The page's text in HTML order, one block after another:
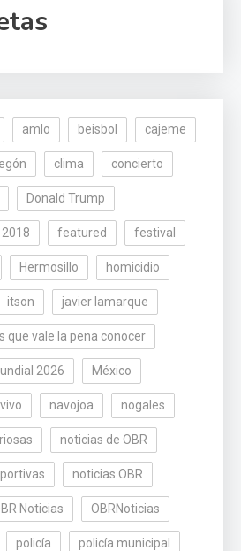
amlo beisbol cajeme
clima concierto
Donald Trump
featured festival
Hermosillo homicidio
itson javier lamarque
que vale la pena conocer
2026 México
navojoa nogales
noticias de OBR
noticias OBR
Noticias OBRNoticias
policía policía municipal